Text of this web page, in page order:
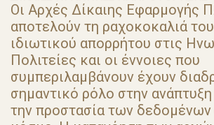
Οι Αρχές Δίκαιης Εφαρμογής
αποτελούν τη ραχοκοκαλιά
ιδιωτικού απορρήτου στις
Πολιτείες και οι έννοιες που
συμπεριλαμβάνουν έχουν
σημαντικό ρόλο στην
την προστασία των